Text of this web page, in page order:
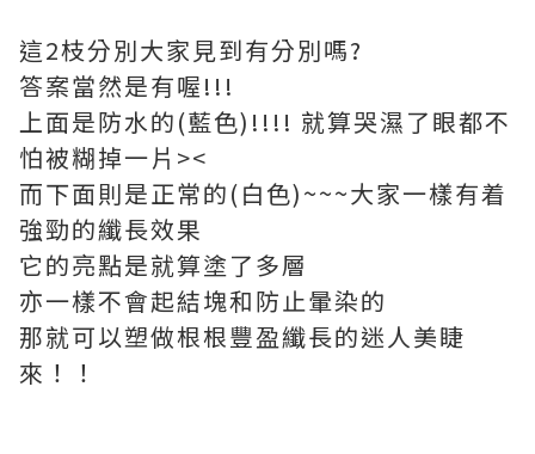
這2枝分別大家見到有分別嗎?
答案當然是有喔!!!
上面是防水的(藍色)!!!! 就算哭濕了眼都不
怕被糊掉一片><
而下面則是正常的(白色)~~~大家一樣有着
強勁的纖長效果
它的亮點是就算塗了多層
亦一樣不會起結塊和防止暈染的
那就可以塑做根根豐盈纖長的迷人美睫
來！！